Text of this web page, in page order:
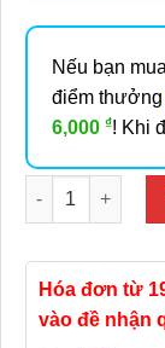
Nếu bạn
điểm thưởng
6,000 ₫! Khi
Số lượng
Hóa đơn từ
vào đề nhận